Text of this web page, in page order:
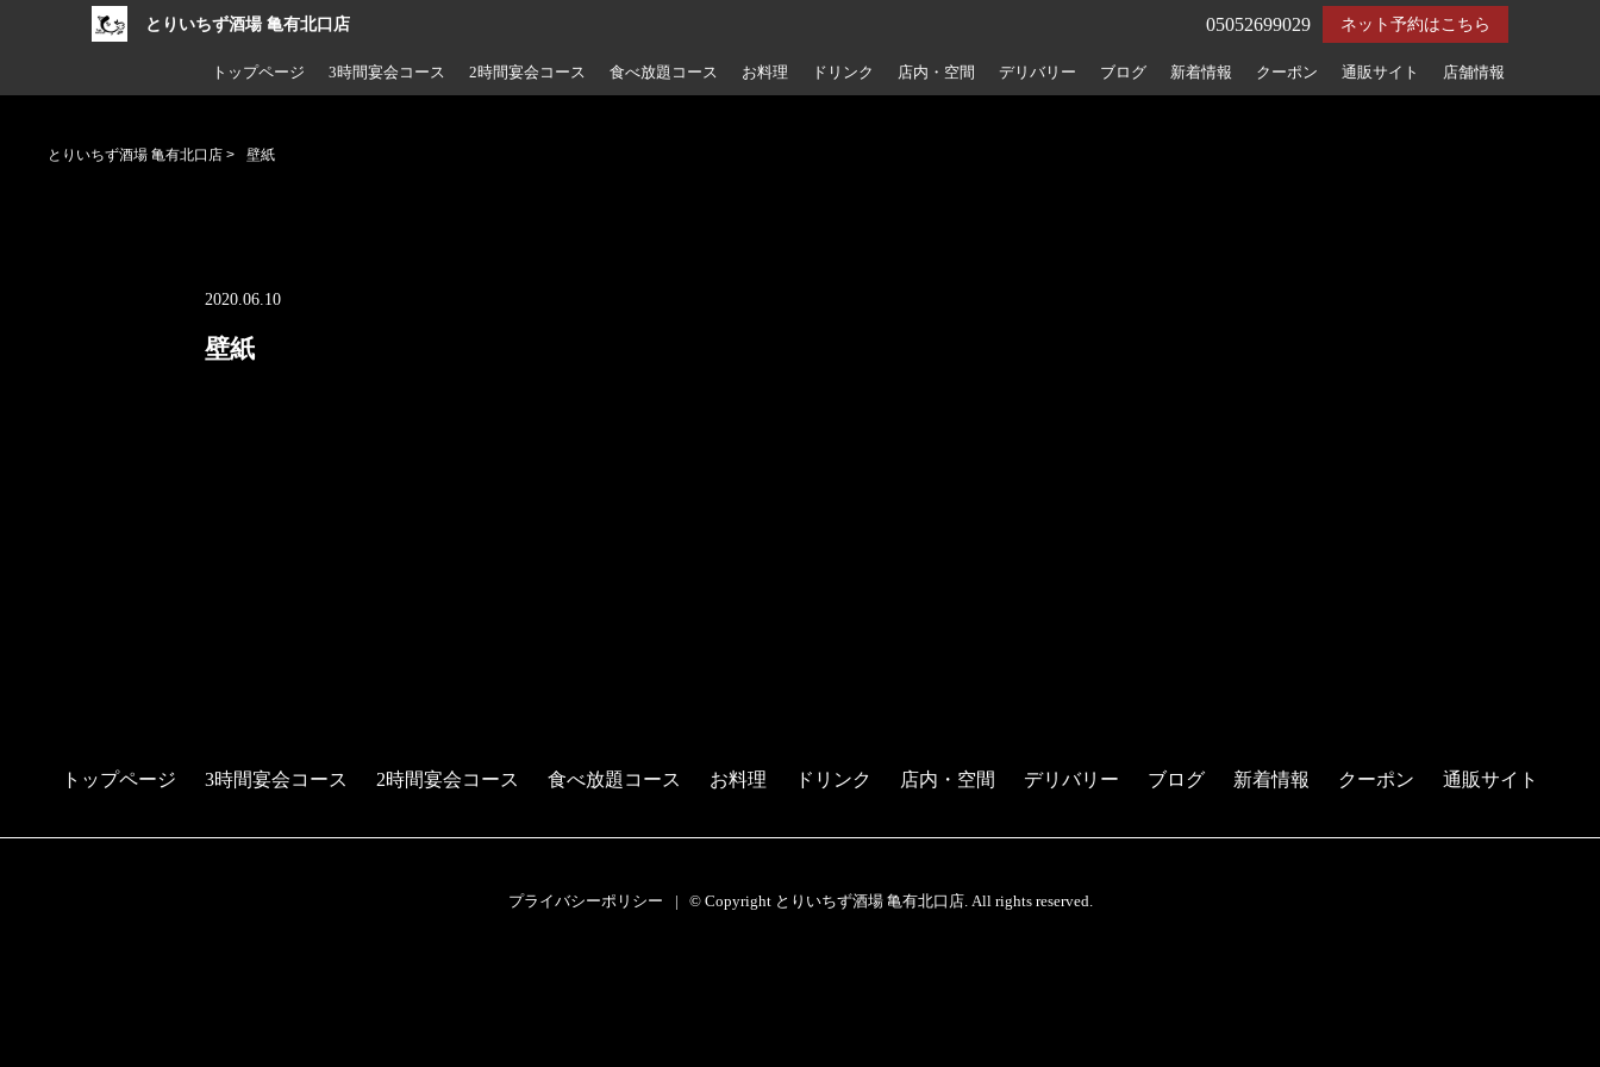
とりいちず酒場 亀有北口店 ネット予約はこちら
05052699029
トップページ 3時間宴会コース 2時間宴会コース 食べ放題コース お料理 ドリンク 店内・空間 デリバリー ブログ 新着情報 クーポン 通販サイト 店舗情報
とりいちず酒場 亀有北口店 > 壁紙
2020.06.10
壁紙
トップページ 3時間宴会コース 2時間宴会コース 食べ放題コース お料理 ドリンク 店内・空間 デリバリー ブログ 新着情報 クーポン 通販サイト
プライバシーポリシー © Copyright とりいちず酒場 亀有北口店. All rights reserved.